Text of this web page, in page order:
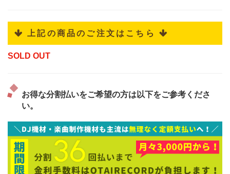
 上記の商品のご注文はこちら 
SOLD OUT
お得な分割払いをご希望の方は以下をご参考くださ
い。